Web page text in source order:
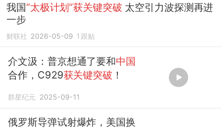
我国“太极计划”获关键突破 太空引力波探测再进
一步
财联社 2026-05-09 1 跟贴
介文汲：普京想通了要和中国
合作，C929获关键突破 ！
群星纪元 2025-09-11
俄罗斯导弹试射爆炸，美国换